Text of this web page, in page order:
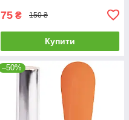
75 ₴ 150 ₴
Купити
–50%